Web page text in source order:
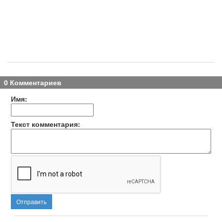
0 Комментариев
Имя:
Текст комментария:
Отправить